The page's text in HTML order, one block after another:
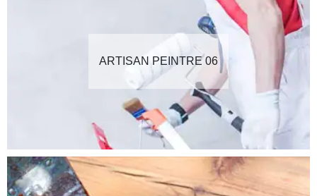
ARTISAN PEINTRE 06